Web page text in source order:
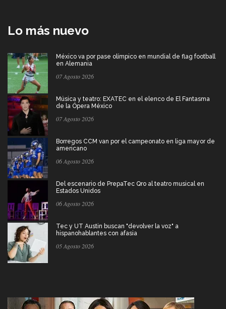
Lo más nuevo
México va por pase olímpico en mundial de flag football
en Alemania
07 Agosto 2026
Música y teatro: EXATEC en el elenco de El Fantasma
de la Ópera México
07 Agosto 2026
Borregos CCM van por el campeonato en liga mayor de
americano
06 Agosto 2026
Del escenario de PrepaTec Qro al teatro musical en
Estados Unidos
06 Agosto 2026
Tec y UT Austin buscan "devolver la voz" a
hispanohablantes con afasia
05 Agosto 2026